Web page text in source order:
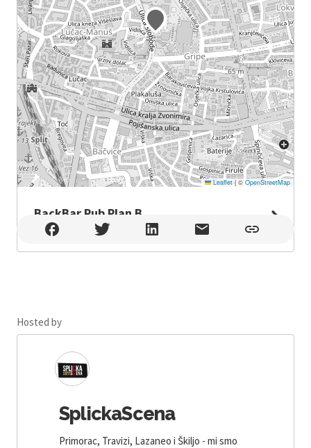
Leaflet |© OpenStreetMap
BackBar Pub Plan B
BackBar Pub Plan B , Split
Hosted by
SplickaScena
Primorac, Travizi, Lazaneo i Škiljo - mi smo